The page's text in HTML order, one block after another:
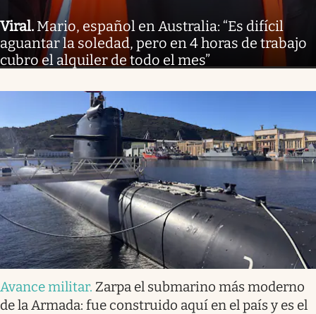
Viral. Mario, español en Australia: “Es difícil
aguantar la soledad, pero en 4 horas de trabajo
cubro el alquiler de todo el mes”
Avance militar. Zarpa el submarino más moderno
de la Armada: fue construido aquí en el país y es el